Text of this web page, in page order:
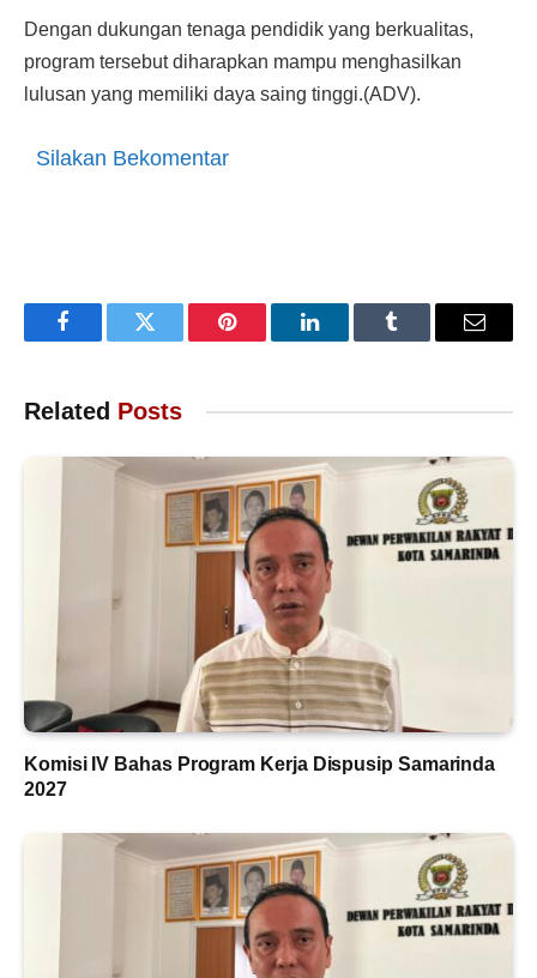
Dengan dukungan tenaga pendidik yang berkualitas,
program tersebut diharapkan mampu menghasilkan
lulusan yang memiliki daya saing tinggi.(ADV).
Silakan Bekomentar
FacebookTwitter Pinterest LinkedInTumblr Email
Related Posts
Komisi IV Bahas Program Kerja Dispusip Samarinda
2027